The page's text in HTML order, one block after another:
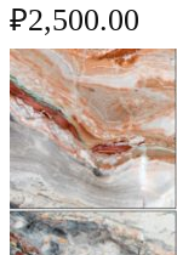
₽2,500.00